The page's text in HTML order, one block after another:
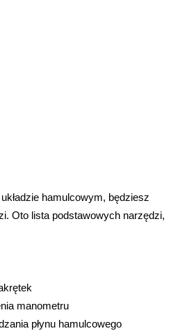
hamulcowym, będziesz
Oto lista podstawowych narzędzi,
manometru
płynu hamulcowego